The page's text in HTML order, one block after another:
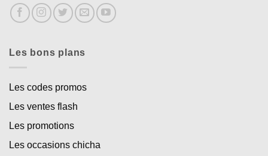
Les bons plans
Les codes promos
Les ventes flash
Les promotions
Les occasions chicha